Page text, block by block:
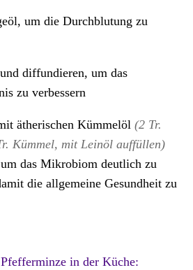
um die Durchblutung zu
diffundieren, um das
zu verbessern
ätherischen Kümmelöl (2 Tr.
Kümmel, mit Leinöl auffüllen)
das Mikrobiom deutlich zu
die allgemeine Gesundheit zu
in der Küche: